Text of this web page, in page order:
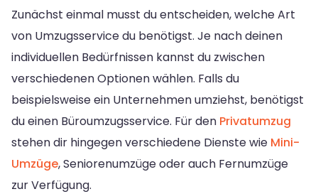
Zunächst einmal musst du entscheiden, welche Art
von Umzugsservice du benötigst. Je nach deinen
individuellen Bedürfnissen kannst du zwischen
verschiedenen Optionen wählen. Falls du
beispielsweise ein Unternehmen umziehst, benötigst
du einen Büroumzugsservice. Für den Privatumzug
stehen dir hingegen verschiedene Dienste wie Mini-
Umzüge, Seniorenumzüge oder auch Fernumzüge
zur Verfügung.